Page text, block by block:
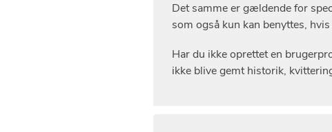
Det samme er gældende for
som også kun kan benyttes,
Har du ikke oprettet en
ikke blive gemt historik,